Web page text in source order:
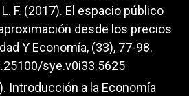
F. (2017). El espacio público
desde los precios
Y Economía, (33), 77-98.
sye.v0i33.5625
Introducción a la Economía